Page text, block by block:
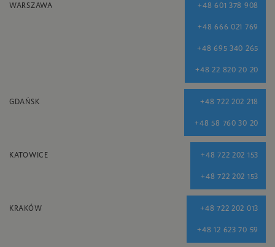
WARSZAWA +48 601 378 908
+48 666 021 769
+48 695 340 265
+48 22 820 20 20
GDAŃSK +48 722 202 218
+48 58 760 30 20
KATOWICE +48 722 202 153
+48 722 202 153
KRAKÓW +48 722 202 013
+48 12 623 70 59